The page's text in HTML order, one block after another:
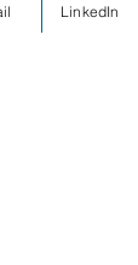
LinkedIn